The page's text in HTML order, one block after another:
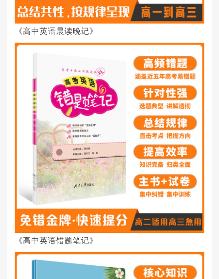
《高中英语晨读晚记》
《高中英语错题笔记》